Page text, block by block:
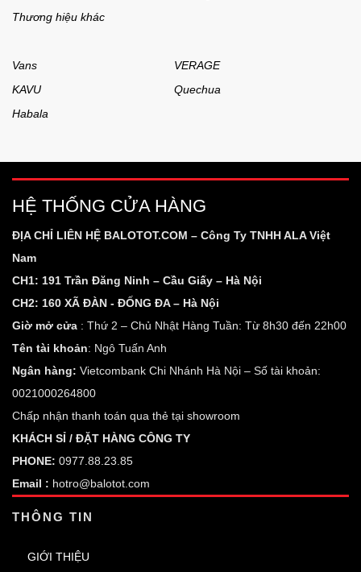
Thương hiệu khác
Vans
VERAGE
KAVU
Quechua
Habala
HỆ THỐNG CỬA HÀNG
ĐỊA CHỈ LIÊN HỆ BALOTOT.COM – Công Ty TNHH ALA Việt
Nam
CH1: 191 Trần Đăng Ninh – Cầu Giấy – Hà Nội
CH2: 160 XÃ ĐÀN - ĐỐNG ĐA – Hà Nội
Giờ mở cửa : Thứ 2 – Chủ Nhật Hàng Tuần: Từ 8h30 đến 22h00
Tên tài khoản: Ngô Tuấn Anh
Ngân hàng: Vietcombank Chi Nhánh Hà Nội – Số tài khoản:
0021000264800
Chấp nhận thanh toán qua thẻ tại showroom
KHÁCH SỈ / ĐẶT HÀNG CÔNG TY
PHONE: 0977.88.23.85
Email : hotro@balotot.com
THÔNG TIN
GIỚI THIỆU